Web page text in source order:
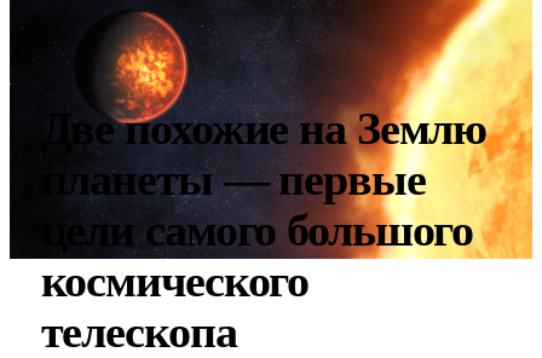
Две похожие на Землю
планеты — первые
цели самого большого
космического
телескопа